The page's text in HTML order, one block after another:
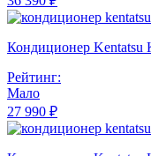
Кондиционер
Рейтинг:
Мало
27 990 ₽